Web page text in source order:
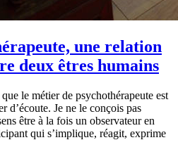
une relation
deux êtres humains
le métier de psychothérapeute est
d’écoute. Je ne le conçois pas
être à la fois un observateur en
qui s’implique, réagit, exprime